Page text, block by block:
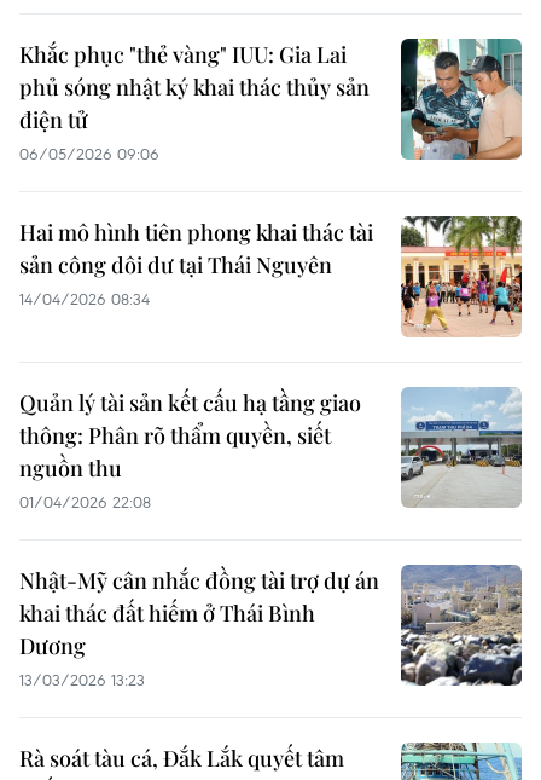
Khắc phục "thẻ vàng" IUU: Gia Lai
phủ sóng nhật ký khai thác thủy sản
điện tử
06/05/2026 09:06
Hai mô hình tiên phong khai thác tài
sản công dôi dư tại Thái Nguyên
14/04/2026 08:34
Quản lý tài sản kết cấu hạ tầng giao
thông: Phân rõ thẩm quyền, siết
nguồn thu
01/04/2026 22:08
Nhật-Mỹ cân nhắc đồng tài trợ dự án
khai thác đất hiếm ở Thái Bình
Dương
13/03/2026 13:23
Rà soát tàu cá, Đắk Lắk quyết tâm